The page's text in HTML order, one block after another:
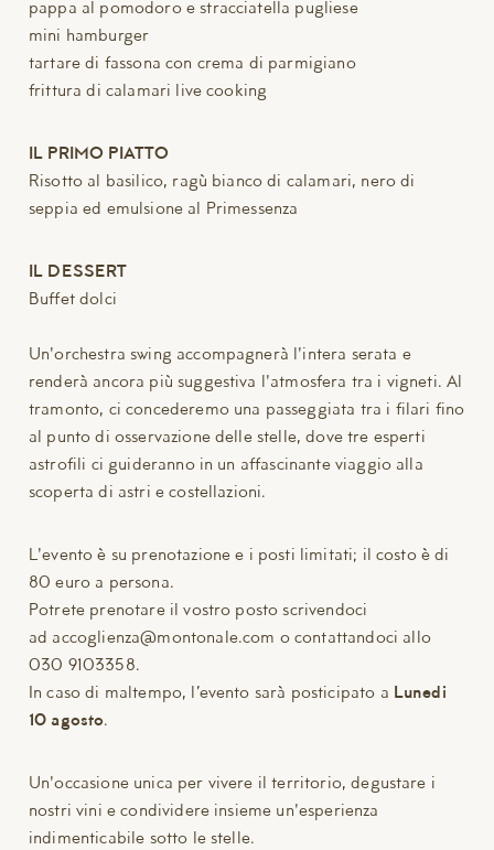
pappa al pomodoro e stracciatella pugliese
mini hamburger
tartare di fassona con crema di parmigiano
frittura di calamari live cooking
IL PRIMO PIATTO
Risotto al basilico, ragù bianco di calamari, nero di
seppia ed emulsione al Primessenza
IL DESSERT
Buffet dolci
Un'orchestra swing accompagnerà l'intera serata e
renderà ancora più suggestiva l'atmosfera tra i vigneti. Al
tramonto, ci concederemo una passeggiata tra i filari fino
al punto di osservazione delle stelle, dove tre esperti
astrofili ci guideranno in un affascinante viaggio alla
scoperta di astri e costellazioni.
L'evento è su prenotazione e i posti limitati; il costo è di
80 euro a persona.
Potrete prenotare il vostro posto scrivendoci
ad accoglienza@montonale.com o contattandoci allo
030 9103358.
In caso di maltempo, l’evento sarà posticipato a Lunedi
10 agosto.
Un'occasione unica per vivere il territorio, degustare i
nostri vini e condividere insieme un'esperienza
indimenticabile sotto le stelle.